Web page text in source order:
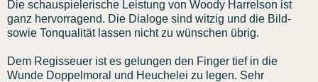
Die schauspielerische Leistung von Woody Harrelson ist
ganz hervorragend. Die Dialoge sind witzig und die Bild-
sowie Tonqualität lassen nicht zu wünschen übrig.
Dem Regisseuer ist es gelungen den Finger tief in die
Wunde Doppelmoral und Heuchelei zu legen. Sehr